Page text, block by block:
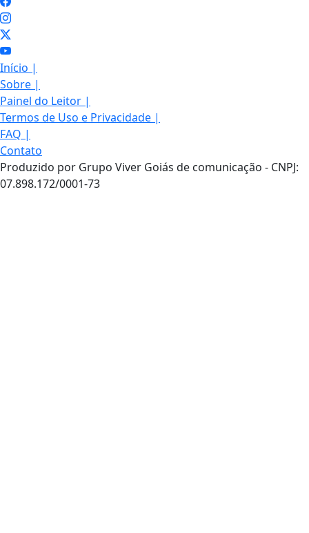
Início |
Sobre |
Painel do Leitor |
Termos de Uso e Privacidade |
FAQ |
Contato
Produzido por Grupo Viver Goiás de comunicação - CNPJ:
07.898.172/0001-73